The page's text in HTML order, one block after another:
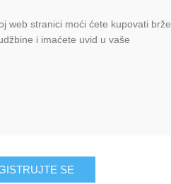
web stranici moći ćete kupovati brže,
i imaćete uvid u vaše